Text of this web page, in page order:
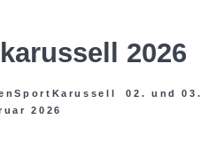
2026
02. und 03.
2026